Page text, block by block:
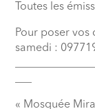
Toutes les
Pour poser vos
samedi :
« Mosquée